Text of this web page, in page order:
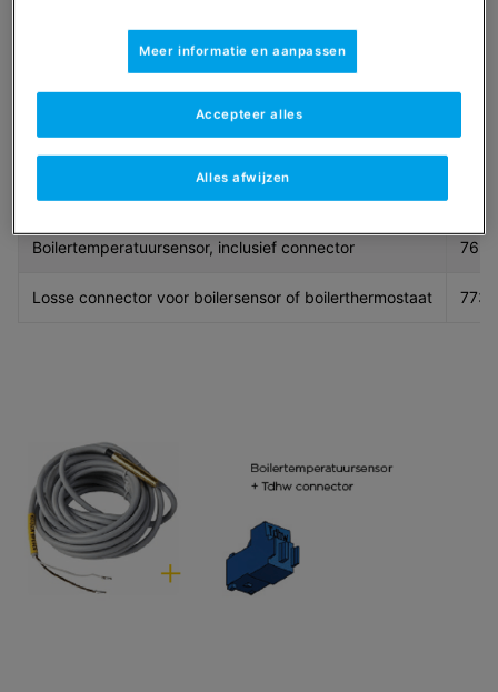
Temperatuursensor inclusief of een
losse connector
s een externe boiler een boilerthermostaat heeft, dan
is het ook mogelijk de connector afzonderlijk te
bestellen.
Sensor
Boilertemperatuursensor, inclusief connector
Losse connector voor boilersensor of boilerthermostaat
Meer informatie en aanpassen
Alles afwijzen
Accepteer alles